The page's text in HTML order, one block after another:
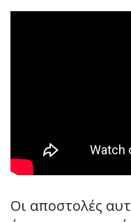
Οι αποστολές